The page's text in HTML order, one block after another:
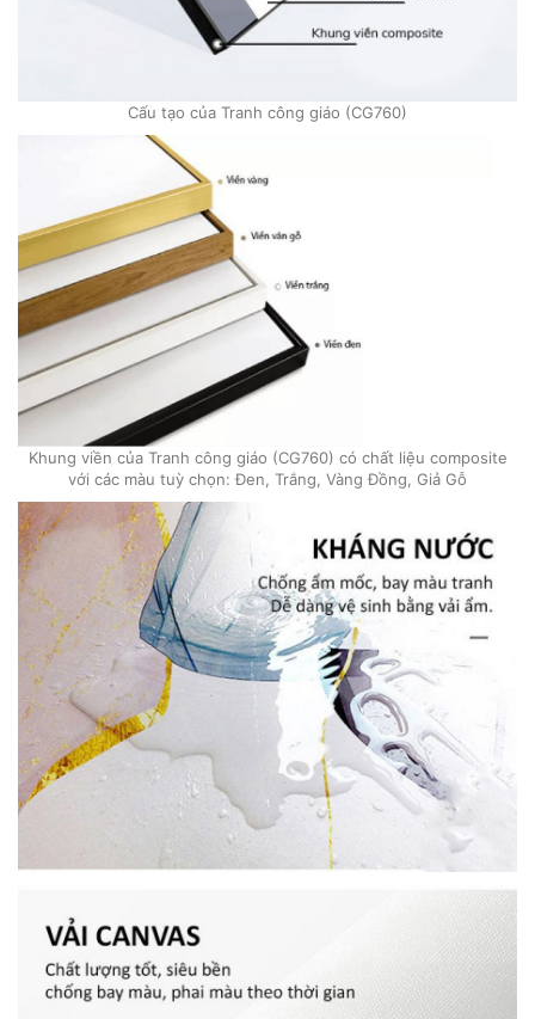
Cấu tạo của Tranh công giáo (CG760)
Khung viền của Tranh công giáo (CG760) có chất liệu composite
với các màu tuỳ chọn: Đen, Trắng, Vàng Đồng, Giả Gỗ